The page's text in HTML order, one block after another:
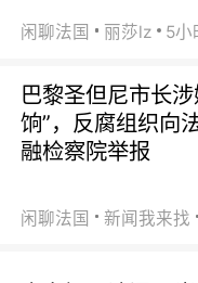
闲聊法国 丽莎lz 5小
巴黎圣但尼市长涉
饷”，反腐组织向
融检察院举报
闲聊法国 新闻我来找